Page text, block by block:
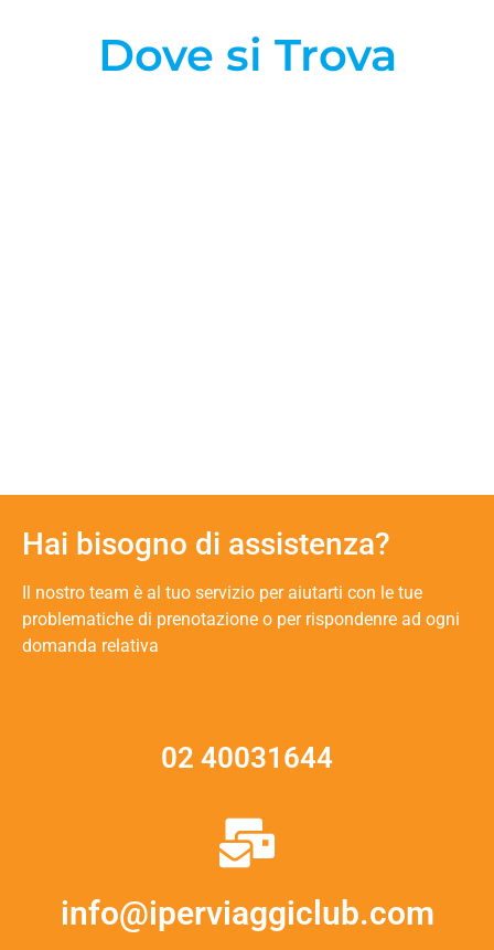
Dove si Trova
Hai bisogno di assistenza?
Il nostro team è al tuo servizio per aiutarti con le tue
problematiche di prenotazione o per rispondenre ad ogni
domanda relativa
02 40031644
info@iperviaggiclub.com